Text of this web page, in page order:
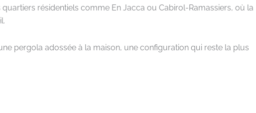
résidentiels comme En Jacca ou Cabirol-Ramassiers, où la
pergola adossée à la maison, une configuration qui reste la plus